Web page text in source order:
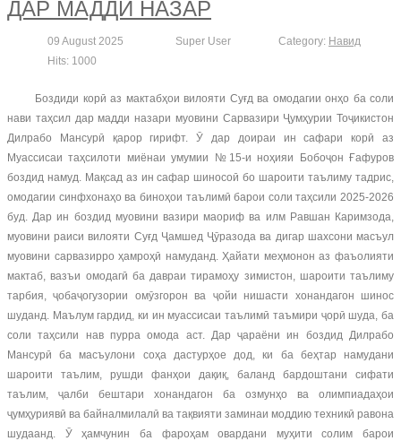
ДАР МАДДИ НАЗАР
09 August 2025 Super User Category: Навид
Hits: 1000
Боздиди корӣ аз мактабҳои вилояти Суғд ва омодагии онҳо ба соли
нави таҳсил дар мадди назари муовини Сарвазири Ҷумҳурии Тоҷикистон
Дилрабо Мансурӣ қарор гирифт. Ӯ дар доираи ин сафари корӣ аз
Муассисаи таҳсилоти миёнаи умумии №15-и ноҳияи Бобоҷон Ғафуров
боздид намуд. Мақсад аз ин сафар шиносоӣ бо шароити таълиму тадрис,
омодагии синфхонаҳо ва биноҳои таълимӣ барои соли таҳсили 2025-2026
буд. Дар ин боздид муовини вазири маориф ва илм Равшан Каримзода,
муовини раиси вилояти Суғд Ҷамшед Ҷӯразода ва дигар шахсони масъул
муовини сарвазирро ҳамроҳӣ намуданд. Ҳайати меҳмонон аз фаъолияти
мактаб, вазъи омодагӣ ба давраи тирамоҳу зимистон, шароити таълиму
тарбия, ҷобаҷогузории омӯзгорон ва ҷойи нишасти хонандагон шинос
шуданд. Маълум гардид, ки ин муассисаи таълимӣ таъмири ҷорӣ шуда, ба
соли таҳсили нав пурра омода аст. Дар ҷараёни ин боздид Дилрабо
Мансурӣ ба масъулони соҳа дастурҳое дод, ки ба беҳтар намудани
шароити таълим, рушди фанҳои дақиқ, баланд бардоштани сифати
таълим, ҷалби бештари хонандагон ба озмунҳо ва олимпиадаҳои
ҷумҳуриявӣ ва байналмилалӣ ва тақвияти заминаи моддию техникӣ равона
шудаанд. Ӯ ҳамчунин ба фароҳам овардани муҳити солим барои